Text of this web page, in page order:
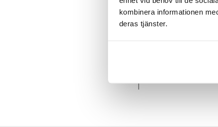
kombinera informationen
deras tjänster.
välkomna!
dagen 75 kr